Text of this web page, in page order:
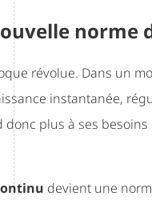
norme
révolue. Dans un
instantanée,
plus à ses
devient une